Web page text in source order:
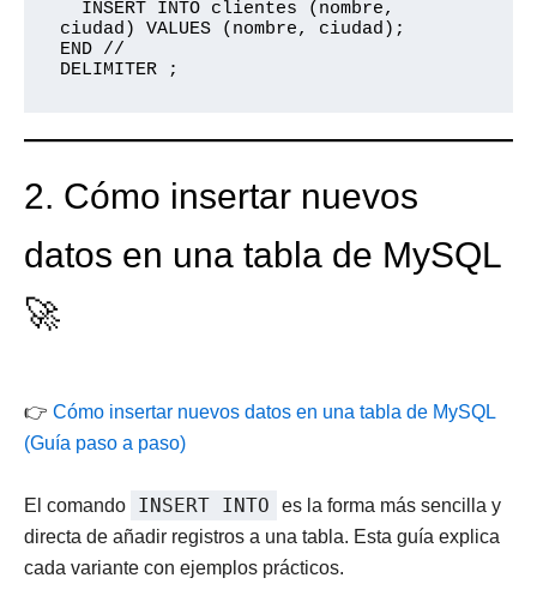
ciudad) VALUES (nombre, ciudad);
END //
2. Cómo insertar nuevos
datos en una tabla de MySQL
🚀
👉 Cómo insertar nuevos datos en una tabla de MySQL
(Guía paso a paso)
El comando INSERT INTO
es la forma más sencilla y
directa de añadir registros a una tabla. Esta guía explica
cada variante con ejemplos prácticos.